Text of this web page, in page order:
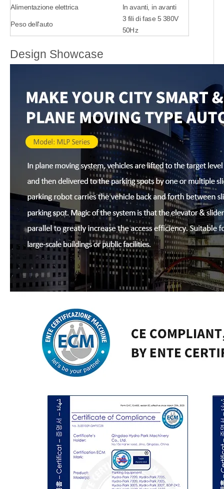
Alimentazione elettrica
In avanti, in avanti
Peso dell'auto
3 fili di fase 5 380V
50Hz
Design Showcase